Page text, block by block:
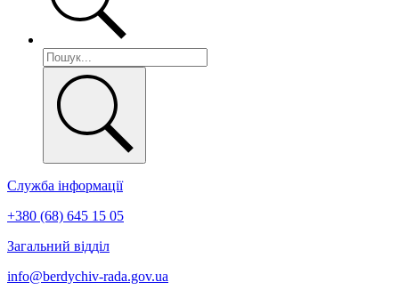
Служба інформації
+380 (68) 645 15 05
Загальний відділ
info@berdychiv-rada.gov.ua